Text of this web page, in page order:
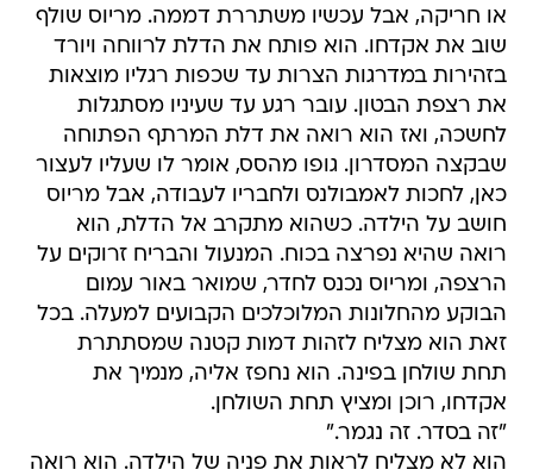
או חריקה, אבל עכשיו משתררת דממה. מריוס שולף
שוב את אקדחו. הוא פותח את הדלת לרווחה ויורד
בזהירות במדרגות הצרות עד שכפות רגליו מוצאות
את רצפת הבטון. עובר רגע עד שעיניו מסתגלות
לחשכה, ואז הוא רואה את דלת המרתף הפתוחה
שבקצה המסדרון. גופו מהסס, אומר לו שעליו לעצור
כאן, לחכות לאמבולנס ולחבריו לעבודה, אבל מריוס
חושב על הילדה. כשהוא מתקרב אל הדלת, הוא
רואה שהיא נפרצה בכוח. המנעול והבריח זרוקים על
הרצפה, ומריוס נכנס לחדר, שמואר באור עמום
הבוקע מהחלונות המלוכלכים הקבועים למעלה. בכל
זאת הוא מצליח לזהות דמות קטנה שמסתתרת
תחת שולחן בפינה. הוא נחפז אליה, מנמיך את
אקדחו, רוכן ומציץ תחת השולחן.
"זה בסדר. זה נגמר."
הוא לא מצליח לראות את פניה של הילדה. הוא רואה